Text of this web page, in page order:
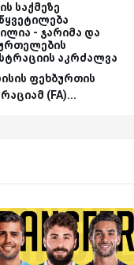
საქმეზე
- ჯარიმა და
აკრძალვა
ფეხბურთის
(FA)...